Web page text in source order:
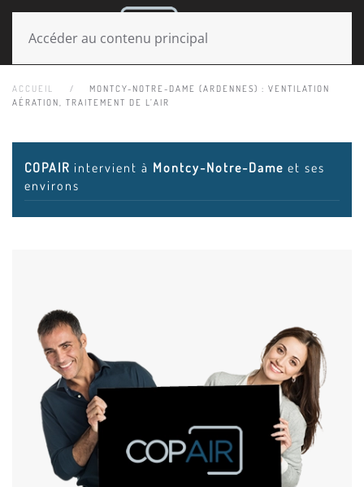
Accéder au contenu principal
ACCUEIL
MONTCY-NOTRE-DAME (ARDENNES) : VENTILATION
AÉRATION, TRAITEMENT DE L’AIR
COPAIR intervient à Montcy-Notre-Dame et ses
environs